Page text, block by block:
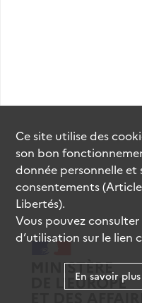
Ce site utilise des
son bon
donnée personnelle et
consentements
Libertés).
Vous pouvez
d’utilisation sur le lien
En savoir plus